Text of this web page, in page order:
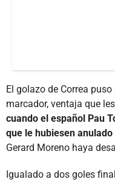
El golazo de Correa
marcador, ventaja que
cuando el español Pau
que le hubiesen anulado
Gerard Moreno haya
Igualado a dos goles